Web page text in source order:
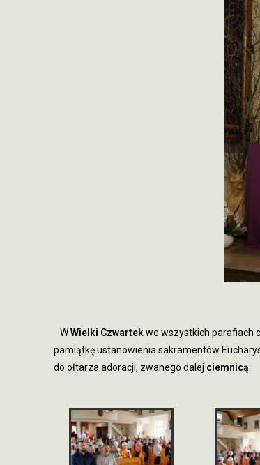
WWielki Czwartekwe wszystkich parafiach
pamiątkę ustanowienia sakramentów
do ołtarza adoracji, zwanego dalej ciemnicą.